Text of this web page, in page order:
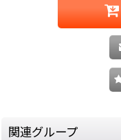
関連グループ